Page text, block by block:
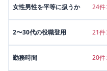
女性男性を平等に扱うか 24件
2〜30代の役職登用 21件
勤務時間 20件